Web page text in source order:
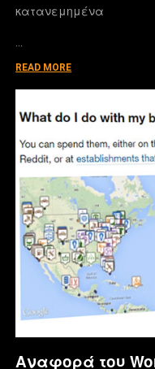
κατανεμημένα
READ MORE
Αναφορά του